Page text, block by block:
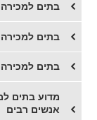
בתים
בתים למכירה
בתים
מדוע בתים
אנשים רבים